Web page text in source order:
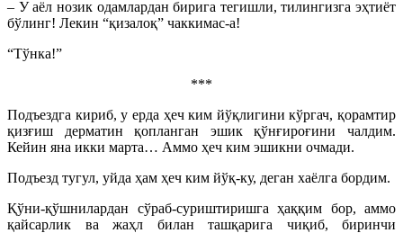
– У аёл нозик одамлардан бирига тегишли, тилингизга эҳтиёт
бўлинг! Лекин “қизалоқ” чаккимас-а!
“Тўнка!”
***
Подъездга кириб, у ерда ҳеч ким йўқлигини кўргач, қорамтир
қизғиш дерматин қопланган эшик қўнғироғини чалдим.
Кейин яна икки марта… Аммо ҳеч ким эшикни очмади.
Подъезд тугул, уйда ҳам ҳеч ким йўқ-ку, деган хаёлга бордим.
Қўни-қўшнилардан сўраб-суриштиришга ҳаққим бор, аммо
қайсарлик ва жаҳл билан ташқарига чиқиб, биринчи